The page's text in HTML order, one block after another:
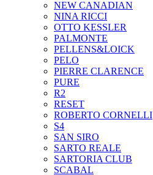
NEW CANADIAN
NINA RICCI
OTTO KESSLER
PALMONTE
PELLENS&LOICK
PELO
PIERRE CLARENCE
PURE
R2
RESET
ROBERTO CORNELLI
S4
SAN SIRO
SARTO REALE
SARTORIA CLUB
SCABAL